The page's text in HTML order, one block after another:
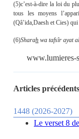
(5)c’est-à-dire la loi du
tous les moyens
(Qâ’ida,Daesh et Cies)
(6)Sharah wa tafsîr ayat
www.lumieres-
Articles
1448 (2026-2027)
Le verset 8